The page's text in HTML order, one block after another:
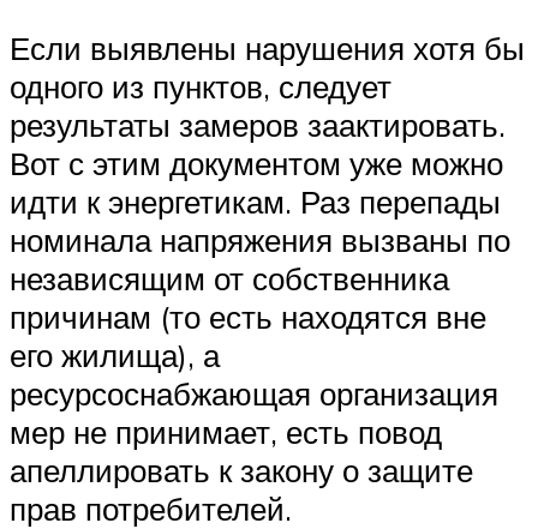
Если выявлены нарушения хотя бы
одного из пунктов, следует
результаты замеров заактировать.
Вот с этим документом уже можно
идти к энергетикам. Раз перепады
номинала напряжения вызваны по
независящим от собственника
причинам (то есть находятся вне
его жилища), а
ресурсоснабжающая организация
мер не принимает, есть повод
апеллировать к закону о защите
прав потребителей.